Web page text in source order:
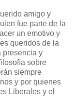
amigo y
fue parte de la
un emotivo y
queridos de la
presencia y
sobre
siempre
y por quienes
Liberales y el